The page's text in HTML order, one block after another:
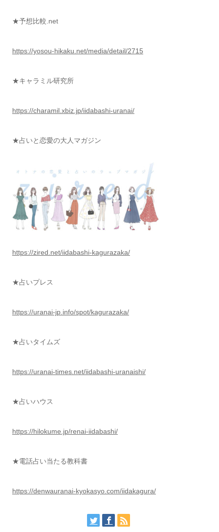
★予想比較 .net
https://yosou-hikaku.net/media/detail/2715
★キャラミル研究所
https://charamil.xbiz.jp/iidabashi-uranai/
★占いと恋愛の大人マガジン
https://zired.net/iidabashi-kagurazaka/
★占いプレス
https://uranai-jp.info/spot/kagurazaka/
★占いタイムズ
https://uranai-times.net/iidabashi-uranaishi/
★占いハウス
https://hilokume.jp/renai-iidabashi/
★電話占い当たる教科書
https://denwauranai-kyokasyo.com/iidakagura/